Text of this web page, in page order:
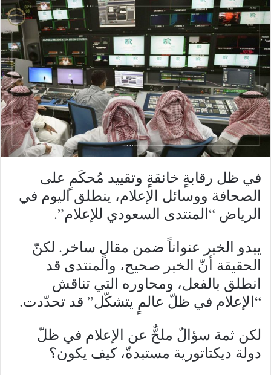
في ظل رقابةٍ خانقةٍ وتقييد مُحكَمٍ على
الصحافة ووسائل الإعلام، ينطلق اليوم في
الرياض “المنتدى السعودي للإعلام”.
يبدو الخبر عنواناً ضمن مقالٍ ساخر. لكنّ
الحقيقة أنّ الخبر صحيح، والمنتدى قد
انطلق بالفعل، ومحاوره التي تناقش
“الإعلام في ظلّ عالمٍ يتشكّل” قد تحدّدت.
لكن ثمة سؤالٌ ملحٌّ عن الإعلام في ظلّ
دولة ديكتاتورية مستبدةّ، كيف يكون؟